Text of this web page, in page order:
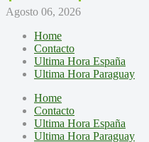
Agosto 06, 2026
Home
Contacto
Ultima Hora España
Ultima Hora Paraguay
Home
Contacto
Ultima Hora España
Ultima Hora Paraguay